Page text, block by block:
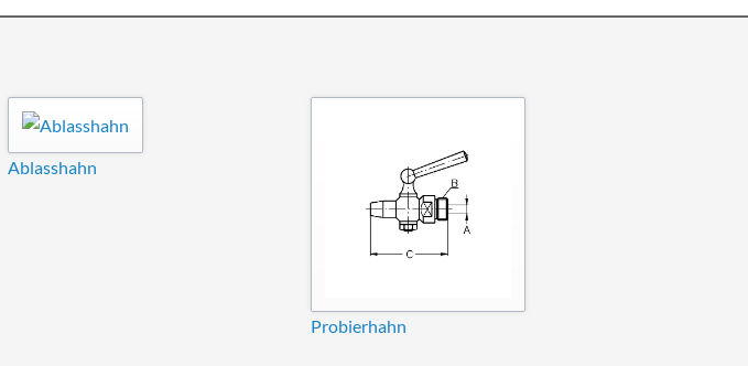
Ablasshahn
Probierhahn